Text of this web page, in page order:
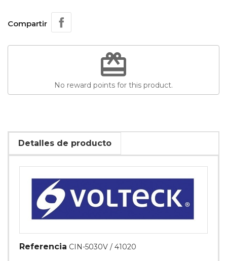
Compartir
redeem
No reward points for this product.
Detalles de producto
Referencia CIN-5030V / 41020